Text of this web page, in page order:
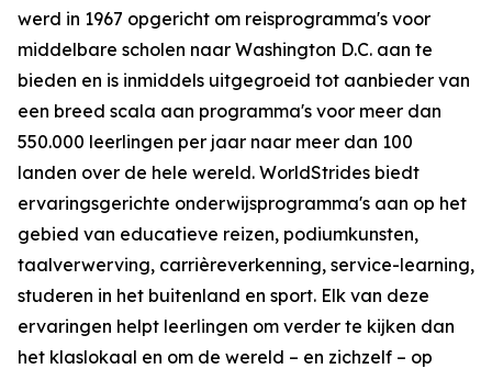
werd in 1967 opgericht om reisprogramma's voor
middelbare scholen naar Washington D.C. aan te
bieden en is inmiddels uitgegroeid tot aanbieder van
een breed scala aan programma's voor meer dan
550.000 leerlingen per jaar naar meer dan 100
landen over de hele wereld. WorldStrides biedt
ervaringsgerichte onderwijsprogramma's aan op het
gebied van educatieve reizen, podiumkunsten,
taalverwerving, carrièreverkenning, service-learning,
studeren in het buitenland en sport. Elk van deze
ervaringen helpt leerlingen om verder te kijken dan
het klaslokaal en om de wereld – en zichzelf – op